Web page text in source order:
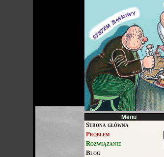
Menu
Strona główna
Problem
Rozwiązanie
Blog